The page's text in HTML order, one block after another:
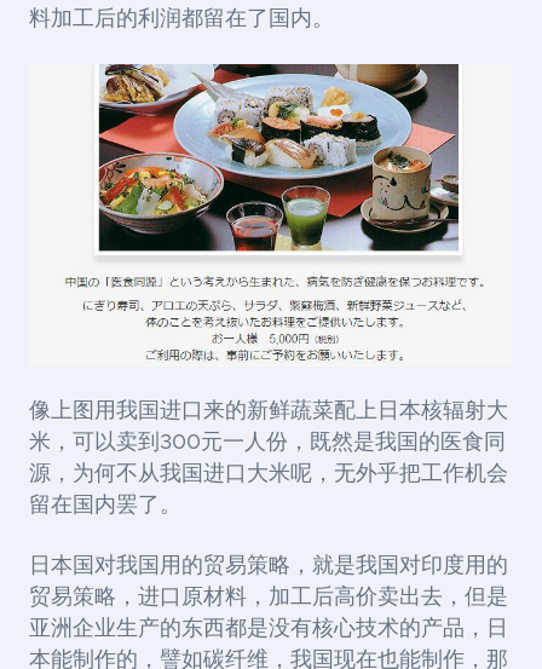
料加工后的利润都留在了国内。
像上图用我国进口来的新鲜蔬菜配上日本核辐射大
米，可以卖到300元一人份，既然是我国的医食同
源，为何不从我国进口大米呢，无外乎把工作机会
留在国内罢了。
日本国对我国用的贸易策略，就是我国对印度用的
贸易策略，进口原材料，加工后高价卖出去，但是
亚洲企业生产的东西都是没有核心技术的产品，日
本能制作的，譬如碳纤维，我国现在也能制作，那